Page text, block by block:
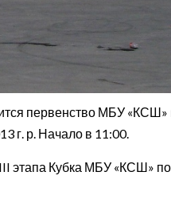
первенство МБУ «КСШ»
г. р. Начало в 11:00.
этапа Кубка МБУ «КСШ»